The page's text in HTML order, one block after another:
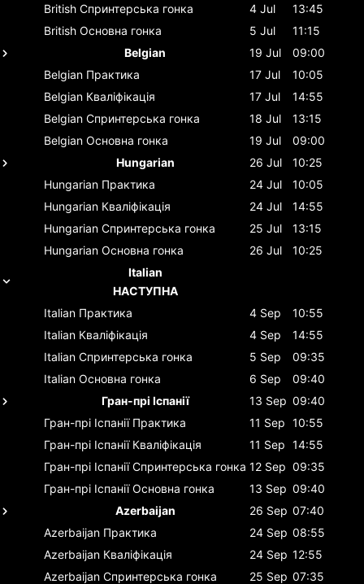
British Спринтерська гонка 4 Jul
13:45
British Основна гонка 5 Jul
11:15
Belgian
19 Jul
09:00
Belgian Практика 17 Jul
10:05
Belgian Кваліфікація 17 Jul
14:55
Belgian Спринтерська гонка 18 Jul
13:15
Belgian Основна гонка 19 Jul
09:00
Hungarian
26 Jul
10:25
Hungarian Практика 24 Jul
10:05
Hungarian Кваліфікація 24 Jul
14:55
Hungarian Спринтерська гонка 25 Jul
13:15
Hungarian Основна гонка 26 Jul
10:25
Italian
НАСТУПНА
Italian Практика 4 Sep
10:55
Italian Кваліфікація 4 Sep
14:55
Italian Спринтерська гонка 5 Sep
09:35
Italian Основна гонка 6 Sep
09:40
Гран-прі Іспанії
13 Sep 09:40
Гран-прі Іспанії Практика 11 Sep 10:55
Гран-прі Іспанії Кваліфікація 11 Sep 14:55
Гран-прі Іспанії Спринтерська гонка 12 Sep 09:35
Гран-прі Іспанії Основна гонка 13 Sep 09:40
Azerbaijan
26 Sep 07:40
Azerbaijan Практика 24 Sep 08:55
Azerbaijan Кваліфікація 24 Sep 12:55
Azerbaijan Спринтерська гонка 25 Sep 07:35